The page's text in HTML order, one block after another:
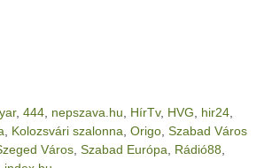
, 444 nepszava.hu HírTv, HVG hir24
Kolozsvári szalonna Origo Szabad Város
Város Szabad Európa Rádió88